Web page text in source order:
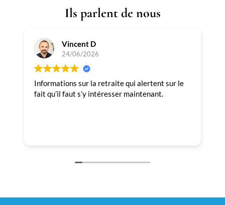
Ils parlent de nous
Vincent D
24/06/2026
Informations sur la retraite qui alertent sur le
fait qu’il faut s’y intéresser maintenant.